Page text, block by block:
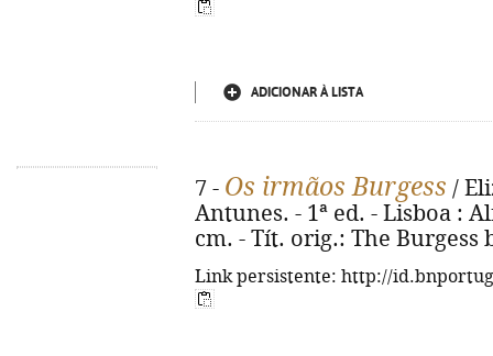
ADICIONAR À LISTA
7 - Os irmãos Burgess /
Antunes. - 1ª ed. - Lisboa :
cm. - Tít. orig.: The Burgess
Link persistente: http://